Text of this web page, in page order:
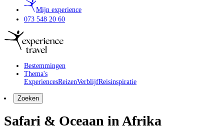
Mijn experience
073 548 20 60
Bestemmingen
Thema's
ExperiencesReizenVerblijfReisinspiratie
Zoeken
Safari & Oceaan in Afrika